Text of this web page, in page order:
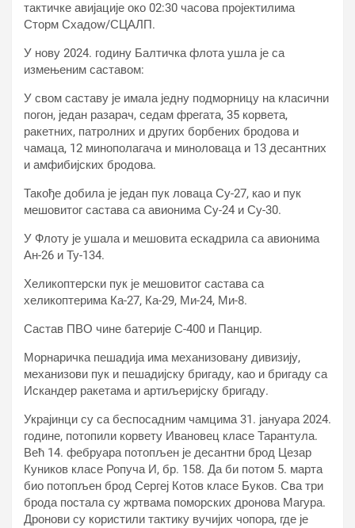
тактичке авијације око 02:30 часова пројектилима
Сторм Схадоw/СЦАЛП.
У нову 2024. годину Балтичка флота ушла је са
измењеним саставом:
У свом саставу је имала једну подморницу на класични
погон, један разарач, седам фрегата, 35 корвета,
ракетних, патролних и других борбених бродова и
чамаца, 12 минополагача и миноловаца и 13 десантних
и амфибијских бродова.
Такође добила је један пук ловаца Су-27, као и пук
мешовитог састава са авионима Су-24 и Су-30.
У Флоту је ушала и мешовита ескадрила са авионима
Ан-26 и Ту-134.
Хеликоптерски пук је мешовитог састава са
хеликоптерима Ка-27, Ка-29, Ми-24, Ми-8.
Састав ПВО чине батерије С-400 и Панцир.
Морнаричка пешадија има механизовану дивизију,
механизови пук и пешадијску бригаду, као и бригаду са
Искандер ракетама и артиљеријску бригаду.
Украјинци су са беспосадним чамцима 31. јануара 2024.
године, потопили корвету Ивановец класе Тарантула.
Већ 14. фебруара потопљен је десантни брод Цезар
Куников класе Ропуча И, бр. 158. Да би потом 5. марта
био потопљен брод Сергеј Котов класе Буков. Сва три
брода постала су жртвама поморских дронова Магура.
Дронови су користили тактику вучијих чопора, где је